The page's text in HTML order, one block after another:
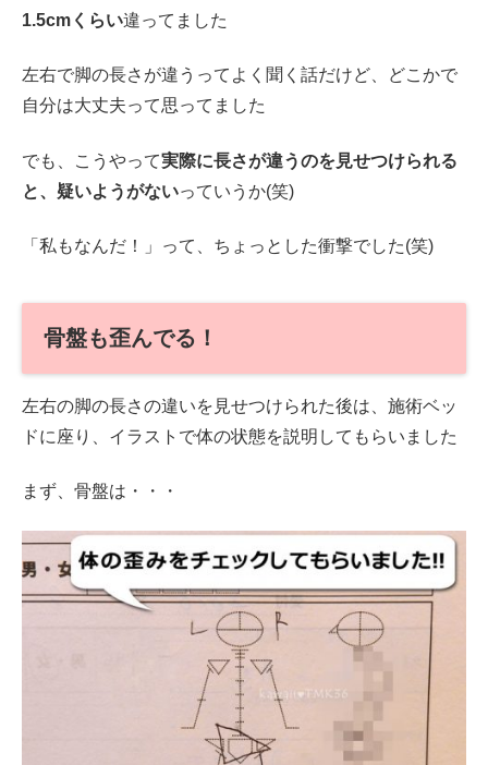
1.5cmくらい違ってました
左右で脚の長さが違うってよく聞く話だけど、どこかで
自分は大丈夫って思ってました
でも、こうやって実際に長さが違うのを見せつけられる
と、疑いようがないっていうか(笑)
「私もなんだ！」って、ちょっとした衝撃でした(笑)
骨盤も歪んでる！
左右の脚の長さの違いを見せつけられた後は、施術ベッ
ドに座り、イラストで体の状態を説明してもらいました
まず、骨盤は・・・